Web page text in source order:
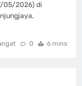
05/2026) di
0 6 mins